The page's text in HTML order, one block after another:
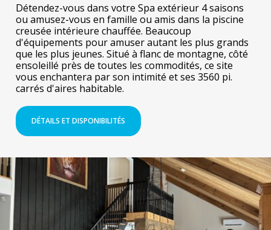
Détendez-vous dans votre Spa extérieur 4 saisons
ou amusez-vous en famille ou amis dans la piscine
creusée intérieure chauffée. Beaucoup
d'équipements pour amuser autant les plus grands
que les plus jeunes. Situé à flanc de montagne, côté
ensoleillé près de toutes les commodités, ce site
vous enchantera par son intimité et ses 3560 pi.
carrés d'aires habitable.
DÉTAILS ET DISPONIBILITÉS